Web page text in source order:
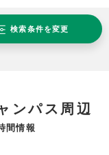
検索条件を変更
ンパス周辺
間情報